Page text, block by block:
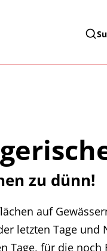
zu dünn!
auf
letzten Tage
Tage, für die noch